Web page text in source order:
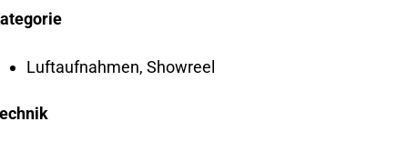
Luftaufnahmen, Showreel